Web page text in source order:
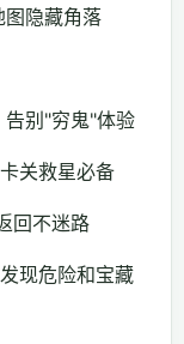
图隐藏角落
别"穷鬼"体验
关救星必备
回不迷路
现危险和宝藏